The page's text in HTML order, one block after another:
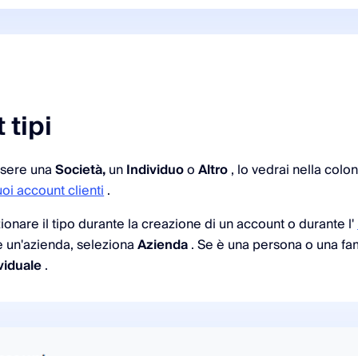
tipi
unaSocietà,unIndividuooAltro, lo vedrai nella
account clienti.
il tipo durante la creazione di un account o durante l'
un'azienda, selezionaAzienda. Se è una persona o una
.